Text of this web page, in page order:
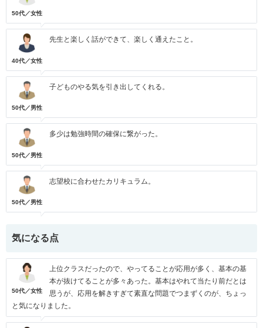
50代／女性
40代／女性
先生と楽しく話ができて、楽しく通えたこと。
50代／男性
子どものやる気を引き出してくれる。
50代／男性
多少は勉強時間の確保に繋がった。
50代／男性
志望校に合わせたカリキュラム。
気になる点
50代／女性
上位クラスだったので、やってることが応用が多く、基本の基
本が抜けてることが多々あった。基本はやれて当たり前だとは
思うが、応用を解きすぎて素直な問題でつまずくのが、ちょっ
と気になりました。